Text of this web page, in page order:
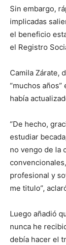
Sin embargo,
implicadas
el beneficio
el Registro
Camila Zárate,
“muchos
había
“De hecho,
estudiar
no vengo de la
profesional y
me titulo”,
Luego añadió
nunca he
debía hacer el